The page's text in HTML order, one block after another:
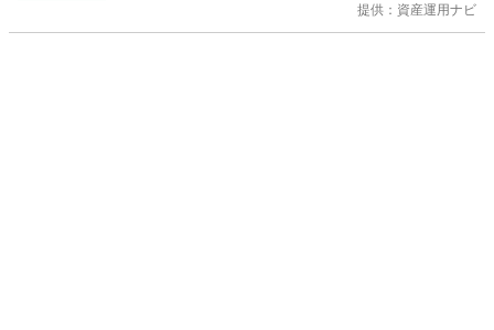
提供：資産運用ナビ